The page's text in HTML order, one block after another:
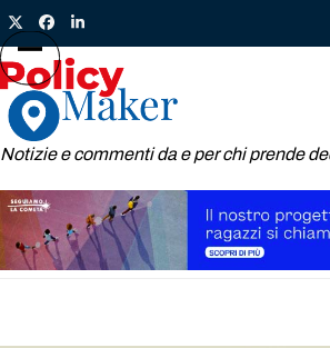
Skip
to
content
TwitterFacebook
LinkedIn
Notizie e commenti da e per chi prende
Open
mobile
menu
Close
mobile
menu